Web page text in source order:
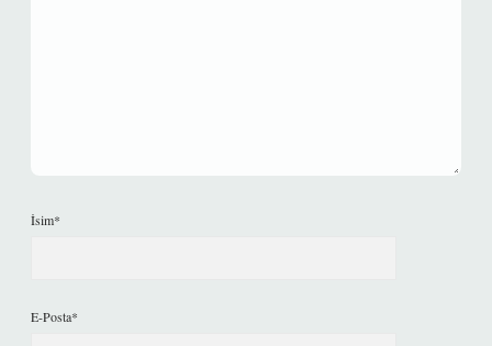
İsim*
E-Posta*